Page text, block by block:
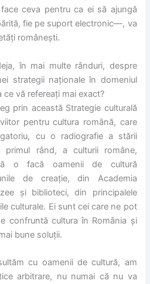
ceva pentru ca ei să ajungă
fie pe suport electronic—, va
românești.
în mai multe rânduri, despre
strategii naționale în domeniul
ce vă refereați mai exact?
prin această Strategie culturală
pentru cultura română, care
cu o radiografie a stării
primul rând, a culturii române,
o facă oamenii de cultură
de creație, din Academia
și biblioteci, din principalele
culturale. Ei sunt cei care ne pot
confruntă cultura în România și
bune soluții.
cu oamenii de cultură, am
arbitrare, nu numai că nu va